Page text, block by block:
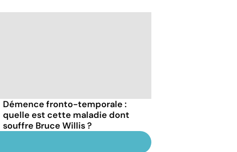
Démence fronto-temporale :
quelle est cette maladie dont
souffre Bruce Willis ?